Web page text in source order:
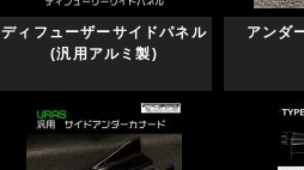
ディフューザーサイドパネル
(汎用アルミ製)
アンダ